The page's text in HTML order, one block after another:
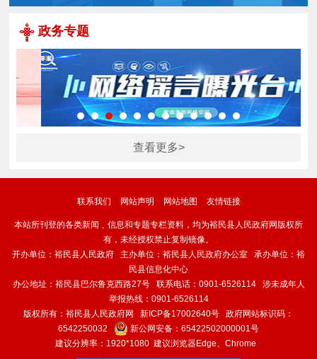
政务专题
查看更多>
联系我们 网站声明 网站地图 友情链接
本站所刊登的各类新闻﹑信息和专题专栏资料，均为裕民县人民政府网版权所
有，未经授权禁止复制镜像。
开办单位：裕民县人民政府 主办单位：裕民县人民政府办公室 承办单位：裕
民县信息化中心
办公地址：裕民县巴尔鲁克西路27号 联系电话：0901-6526114 涉未成年人
举报热线：0901-6526114
版权所有：裕民县人民政府网 新ICP备17002640号 政府网站标识码：
6542250032
新公网安备： 65422502000001号
建议分辨率：1920*1080 建议浏览器Edge、Chrome